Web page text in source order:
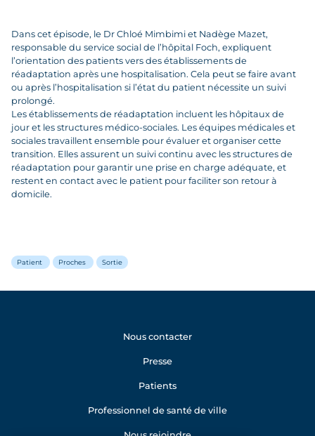
Dans cet épisode, le Dr Chloé Mimbimi et Nadège Mazet,
responsable du service social de l’hôpital Foch, expliquent
l’orientation des patients vers des établissements de
réadaptation après une hospitalisation. Cela peut se faire avant
ou après l’hospitalisation si l’état du patient nécessite un suivi
prolongé.
Les établissements de réadaptation incluent les hôpitaux de
jour et les structures médico-sociales. Les équipes médicales et
sociales travaillent ensemble pour évaluer et organiser cette
transition. Elles assurent un suivi continu avec les structures de
réadaptation pour garantir une prise en charge adéquate, et
restent en contact avec le patient pour faciliter son retour à
domicile.
Patient Proches Sortie
Nous contacter
Presse
Patients
Professionnel de santé de ville